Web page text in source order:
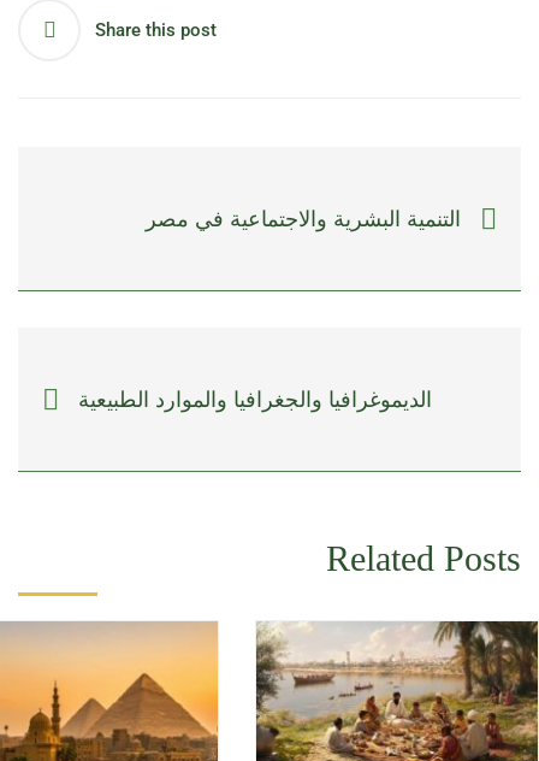
Share this post
التنمية البشرية والاجتماعية في مصر
الديموغرافيا والجغرافيا والموارد الطبيعية
Related Posts